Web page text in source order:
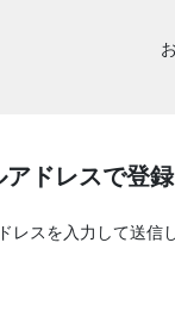
アドレスで登録
レスを入力して送信